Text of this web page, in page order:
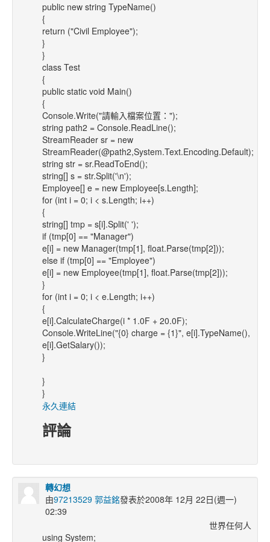
public new string TypeName()
{
return ("Civil Employee");
}
}
class Test
{
public static void Main()
{
Console.Write("請輸入檔案位置：");
string path2 = Console.ReadLine();
StreamReader sr = new
StreamReader(@path2,System.Text.Encoding.Default);
string str = sr.ReadToEnd();
string[] s = str.Split('\n');
Employee[] e = new Employee[s.Length];
for (int i = 0; i < s.Length; i++)
{
string[] tmp = s[i].Split(' ');
if (tmp[0] == "Manager")
e[i] = new Manager(tmp[1], float.Parse(tmp[2]));
else if (tmp[0] == "Employee")
e[i] = new Employee(tmp[1], float.Parse(tmp[2]));
}
for (int i = 0; i < e.Length; i++)
{
e[i].CalculateCharge(i * 1.0F + 20.0F);
Console.WriteLine("{0} charge = {1}", e[i].TypeName(),
e[i].GetSalary());
}
}
}
永久連結
評論
轉幻想
由97213529 郭益銘發表於2008年 12月 22日(週一)
02:39
世界任何人
using System;